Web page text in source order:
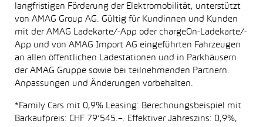
langfristigen Förderung der Elektromobilität, unterstützt
von AMAG Group AG. Gültig für Kundinnen und Kunden
mit der AMAG Ladekarte/-App oder chargeOn-Ladekarte/-
App und von AMAG Import AG eingeführten Fahrzeugen
an allen öffentlichen Ladestationen und in Parkhäusern
der AMAG Gruppe sowie bei teilnehmenden Partnern.
Anpassungen und Änderungen vorbehalten.
*Family Cars mit 0,9% Leasing: Berechnungsbeispiel mit
Barkaufpreis: CHF 79’545.–. Effektiver Jahreszins: 0,9%,